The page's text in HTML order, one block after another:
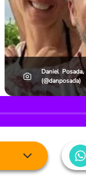
Daniel
(@danposada)